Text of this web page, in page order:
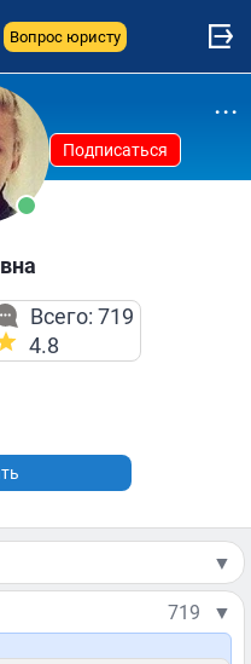
Вопрос юристу
Подписаться
...
Всего: 719
4.8
▼
719 ▼